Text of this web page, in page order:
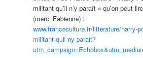
militant qu’il n’y paraît » qu’on peut
(merci Fabienne) :
www.franceculture.fr/litterature/harry-
militant-quil-ny-parait?